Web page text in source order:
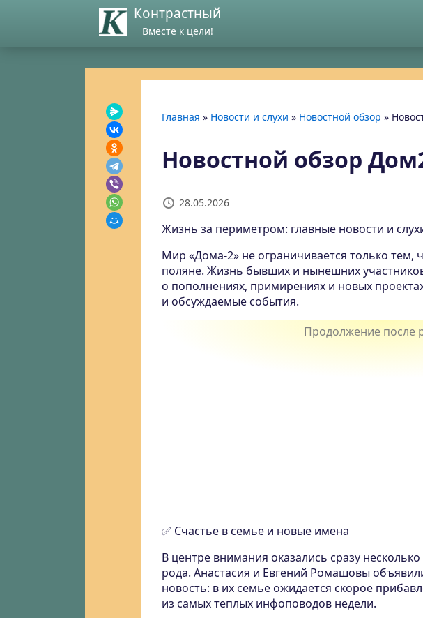
Контрастный
Вместе к цели!
Главная » Новости и слухи » Новостной обзор »
Новостной обзор
28.05.2026
Жизнь за периметром: главные новости и
Мир «Дома-2» не ограничивается только тем,
поляне. Жизнь бывших и нынешних
о пополнениях, примирениях и новых
и обсуждаемые события.
✅ Счастье в семье и новые имена
В центре внимания оказались сразу
рода. Анастасия и Евгений Ромашовы
новость: в их семье ожидается скорое
из самых теплых инфоповодов недели.